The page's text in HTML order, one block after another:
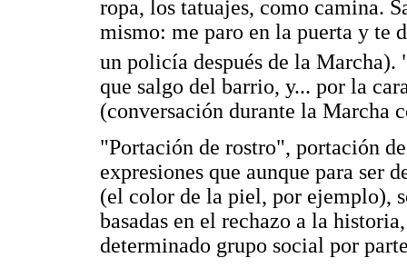
ropa, los tatuajes, como camina.
mismo: me paro en la puerta y te
un policía después de la Marcha).
que salgo del barrio, y... por la
(conversación durante la Marcha
"Portación de rostro", portación
expresiones que aunque para
(el color de la piel, por ejemplo),
basadas en el rechazo a la
determinado grupo social por